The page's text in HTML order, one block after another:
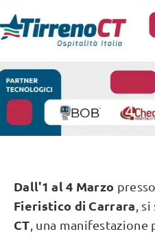
Dall'1 al 4 Marzo
Fieristico di Carrara si
CT una